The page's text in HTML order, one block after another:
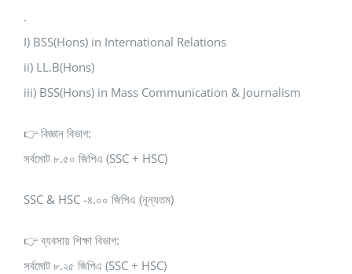
.
I) BSS(Hons) in International Relations
ii) LL.B(Hons)
iii) BSS(Hons) in Mass Communication & Journalism
👉 বিজ্ঞান বিভাগ:
সর্বমোট ৮.৫০ জিপিএ (SSC + HSC)
SSC & HSC -৪.০০ জিপিএ (নূন্যতম)
👉 ব্যবসায় শিক্ষা বিভাগ:
সর্বমোট ৮.২৫ জিপিএ (SSC + HSC)